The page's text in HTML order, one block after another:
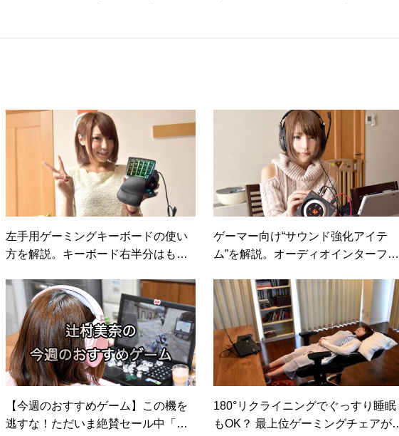
左手用ゲーミングキーボードの使い
方を解説。キーボード右半分はもう
ゲーマー向け“サウンド強化アイテ
ム”を解説。オーディオインターフェ
【今週のおすすめゲーム】この機を
逃すな！ただいま絶賛セール中「ボ
180°リクライニングでぐっすり睡眠
もOK？ 最上位ゲーミングチェアが